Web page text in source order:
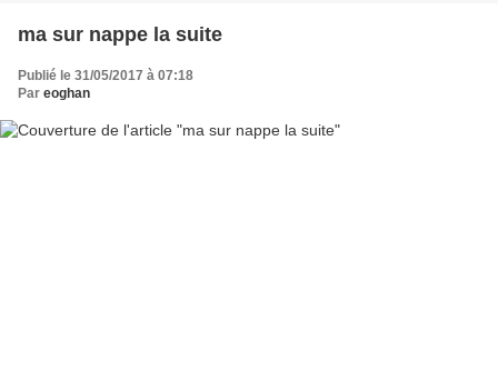
ma sur nappe la suite
Publié le 31/05/2017 à 07:18
Par eoghan